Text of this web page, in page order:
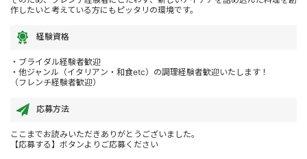
作したいと考えている方にもピッタリの環境です。
経験資格
・ブライダル経験者歓迎
・他ジャンル（イタリアン・和食etc）の調理経験者歓迎いたします！
（フレンチ経験者歓迎）
応募方法
ここまでお読みいただきありがとうございました。
【応募する】ボタンよりご応募ください